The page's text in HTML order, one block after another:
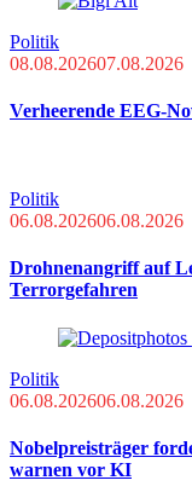
Politik
08.08.202607.08.2026
Verheerende EEG-
Politik
06.08.202606.08.2026
Drohnenangriff auf
Terrorgefahren
Politik
06.08.202606.08.2026
Nobelpreisträger
warnen vor KI